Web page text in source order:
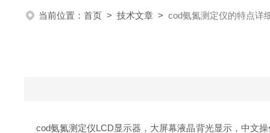
当前位置： 首页 > 技术文章 > cod氨氮测定仪的特点详
cod氨氮测定仪LCD显示器，大屏幕液晶背光显示，中文